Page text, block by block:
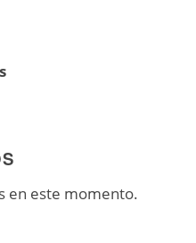
en este momento.